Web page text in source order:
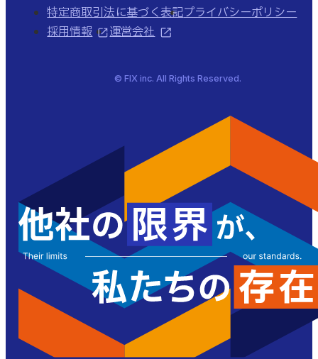
特定商取引法に基づく表記プライバシーポリシー
採用情報
運営会社
© FIX inc. All Rights Reserved.